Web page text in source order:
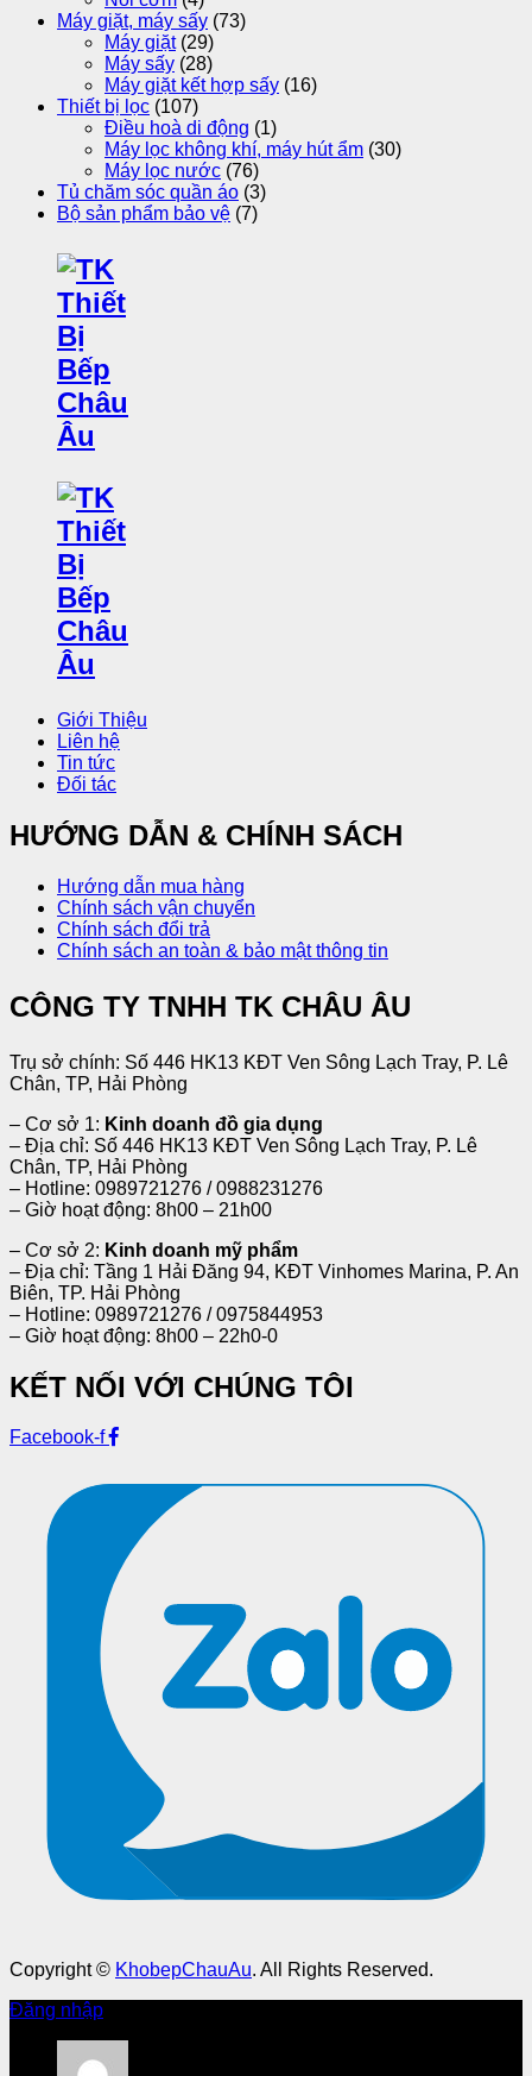
Máy giặt, máy sấy (73)
Máy giặt (29)
Máy sấy (28)
Máy giặt kết hợp sấy (16)
Thiết bị lọc (107)
Điều hoà di động (1)
Máy lọc không khí, máy hút ẩm (30)
Máy lọc nước (76)
Tủ chăm sóc quần áo (3)
Bộ sản phẩm bảo vệ (7)
Giới Thiệu
Liên hệ
Tin tức
Đối tác
HƯỚNG DẪN & CHÍNH SÁCH
Hướng dẫn mua hàng
Chính sách vận chuyển
Chính sách đổi trả
Chính sách an toàn & bảo mật thông tin
CÔNG TY TNHH TK CHÂU ÂU
Trụ sở chính: Số 446 HK13 KĐT Ven Sông Lạch Tray, P. Lê
Chân, TP, Hải Phòng
– Cơ sở 1: Kinh doanh đồ gia dụng
– Địa chỉ: Số 446 HK13 KĐT Ven Sông Lạch Tray, P. Lê
Chân, TP, Hải Phòng
– Hotline: 0989721276 / 0988231276
– Giờ hoạt động: 8h00 – 21h00
– Cơ sở 2: Kinh doanh mỹ phẩm
– Địa chỉ: Tầng 1 Hải Đăng 94, KĐT Vinhomes Marina, P. An
Biên, TP. Hải Phòng
– Hotline: 0989721276 / 0975844953
– Giờ hoạt động: 8h00 – 22h0-0
KẾT NỐI VỚI CHÚNG TÔI
Facebook-f
Copyright © KhobepChauAu. All Rights Reserved.
Đăng nhập